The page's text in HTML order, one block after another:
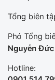
Tổng biên
Phó Tổng
Nguyễn
Hotline: